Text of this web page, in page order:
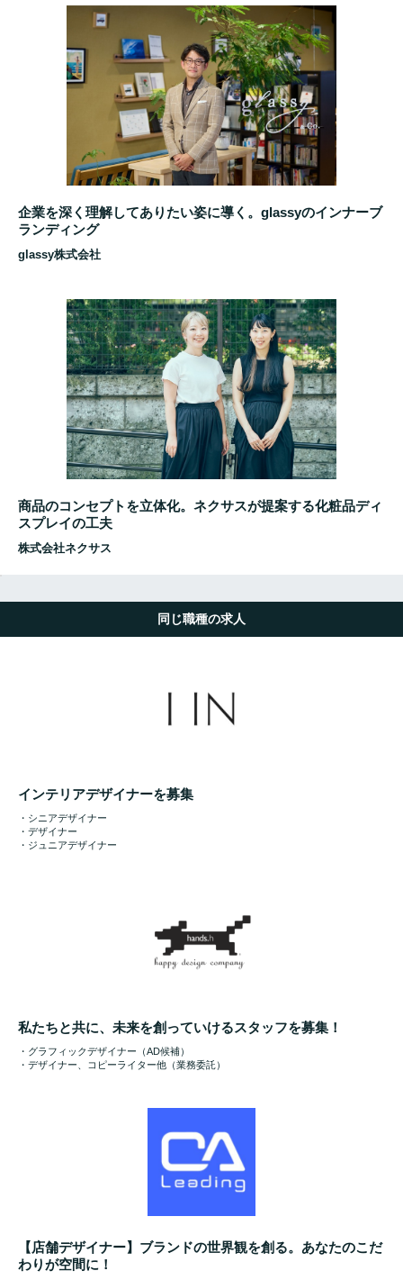
企業を深く理解してありたい姿に導く。glassyのインナーブ
ランディング
glassy株式会社
商品のコンセプトを立体化。ネクサスが提案する化粧品ディ
スプレイの工夫
株式会社ネクサス
同じ職種の求人
インテリアデザイナーを募集
・シニアデザイナー
・デザイナー
・ジュニアデザイナー
私たちと共に、未来を創っていけるスタッフを募集！
・グラフィックデザイナー（AD候補）
・デザイナー、コピーライター他（業務委託）
【店舗デザイナー】ブランドの世界観を創る。あなたのこだ
わりが空間に！